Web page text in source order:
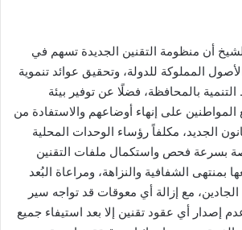
أن منظومة التقنين الجديدة تسهم في
المملوكة للدولة، وتحقيق عوائد تنموية
بالمحافظة، فضلًا عن توفير بيئة
على إنهاء أوضاعهم والاستفادة من
الجديد، مكلفاً رؤساء الوحدات المحلية
بسرعة فحص واستكمال ملفات التقنين
بمنتهى الشفافية والنزاهة، ومراعاة البُعد
مع إزالة أي معوقات قد تواجه سير
إصدار أي عقود تقنين إلا بعد استيفاء جميع